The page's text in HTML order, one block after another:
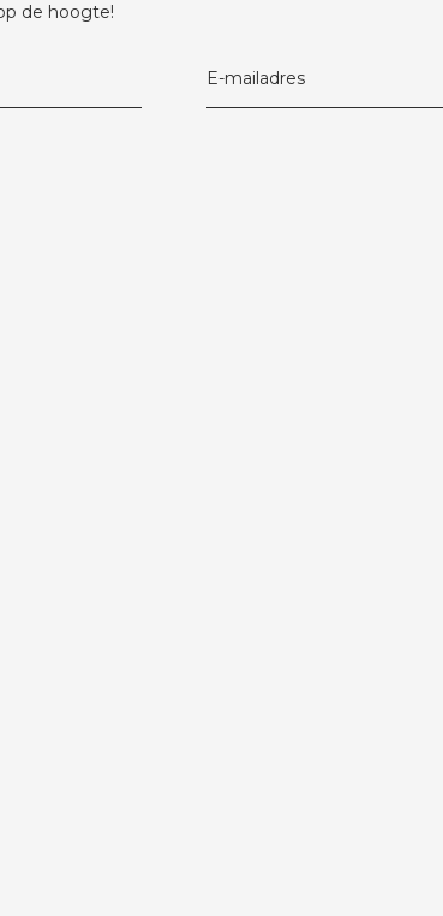
de hoogte!
E-mailadres